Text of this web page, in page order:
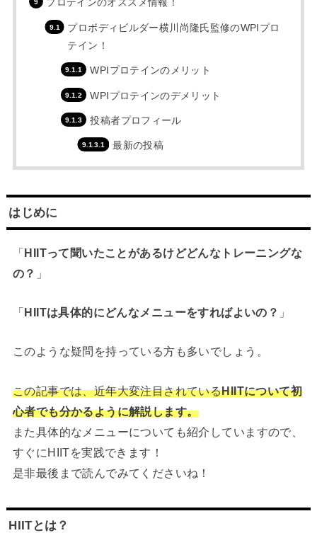
プロテインのオススメ情報！
プロボディビルダー横川尚隆氏監修のWPIプロ
テイン！
WPIプロテインのメリット
WPIプロテインのデメリット
投稿者プロフィール
最新の投稿
はじめに
「HIITって聞いたことがあるけどどんなトレーニングな
の？ 」
「HIITは具体的にどんなメニューをすればよいの？ 」
このような疑問を持っている方も多いでしょう。
この記事では、近年大変注目されているHIITについて初
心者でも分かるように解説します。
また具体的なメニューについても紹介していますので、
すぐにHIITを実践できます！
是非最後まで読んでみてくださいね！
HIITとは？